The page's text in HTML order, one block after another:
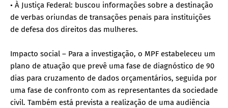
• À Justiça Federal: buscou informações sobre a destinação
de verbas oriundas de transações penais para instituições
de defesa dos direitos das mulheres.
Impacto social – Para a investigação, o MPF estabeleceu um
plano de atuação que prevê uma fase de diagnóstico de 90
dias para cruzamento de dados orçamentários, seguida por
uma fase de confronto com as representantes da sociedade
civil. Também está prevista a realização de uma audiência